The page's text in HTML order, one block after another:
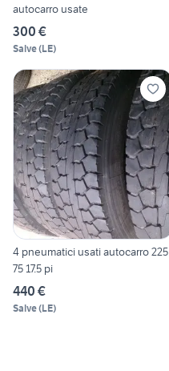
autocarro usate
300 €
Salve(LE)
4 pneumatici usati autocarro 225
75 17.5 pi
440 €
Salve(LE)